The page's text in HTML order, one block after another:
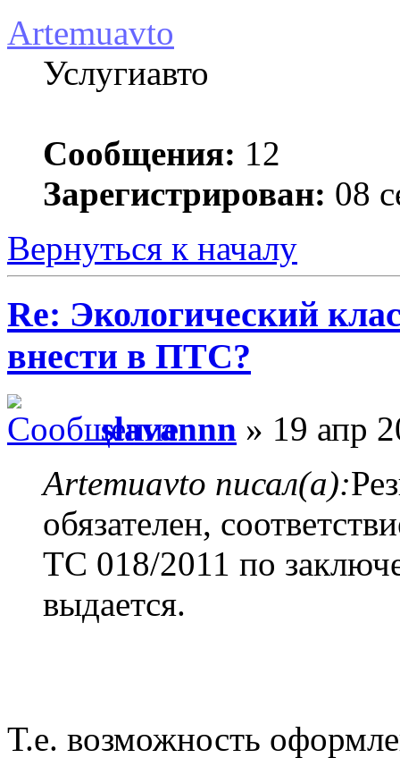
Artemuavto
Услугиавто
Сообщения: 12
Зарегистрирован: 08
Вернуться к началу
Re: Экологический
внести в ПТС?
slavannn » 19 апр
Artemuavto писал(а):
обязателен,
ТС 018/2011 по
выдается.
Т.е. возможность